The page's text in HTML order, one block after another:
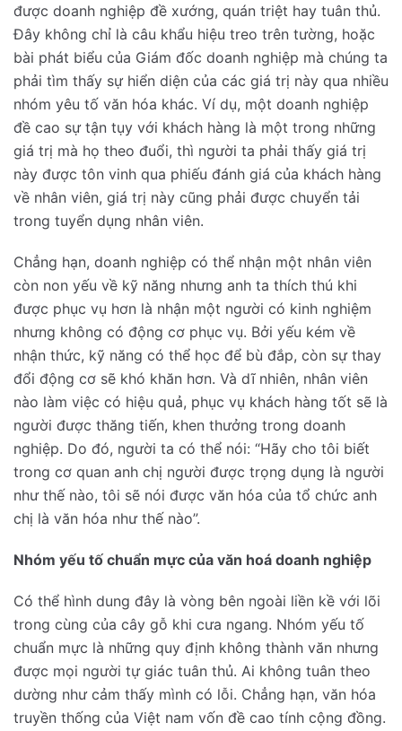
được doanh nghiệp đề xướng, quán triệt hay tuân thủ.
Đây không chỉ là câu khẩu hiệu treo trên tường, hoặc
bài phát biểu của Giám đốc doanh nghiệp mà chúng ta
phải tìm thấy sự hiển diện của các giá trị này qua nhiều
nhóm yêu tố văn hóa khác. Ví dụ, một doanh nghiệp
đề cao sự tận tụy với khách hàng là một trong những
giá trị mà họ theo đuổi, thì người ta phải thấy giá trị
này được tôn vinh qua phiếu đánh giá của khách hàng
về nhân viên, giá trị này cũng phải được chuyển tải
trong tuyển dụng nhân viên.
Chẳng hạn, doanh nghiệp có thể nhận một nhân viên
còn non yếu về kỹ năng nhưng anh ta thích thú khi
được phục vụ hơn là nhận một người có kinh nghiệm
nhưng không có động cơ phục vụ. Bởi yếu kém về
nhận thức, kỹ năng có thể học để bù đắp, còn sự thay
đổi động cơ sẽ khó khăn hơn. Và dĩ nhiên, nhân viên
nào làm việc có hiệu quả, phục vụ khách hàng tốt sẽ là
người được thăng tiến, khen thưởng trong doanh
nghiệp. Do đó, người ta có thể nói: “Hãy cho tôi biết
trong cơ quan anh chị người được trọng dụng là người
như thế nào, tôi sẽ nói được văn hóa của tổ chức anh
chị là văn hóa như thế nào”.
Nhóm yếu tố chuẩn mực của văn hoá doanh nghiệp
Có thể hình dung đây là vòng bên ngoài liền kề với lõi
trong cùng của cây gỗ khi cưa ngang. Nhóm yếu tố
chuẩn mực là những quy định không thành văn nhưng
được mọi người tự giác tuân thủ. Ai không tuân theo
dường như cảm thấy mình có lỗi. Chẳng hạn, văn hóa
truyền thống của Việt nam vốn đề cao tính cộng đồng.